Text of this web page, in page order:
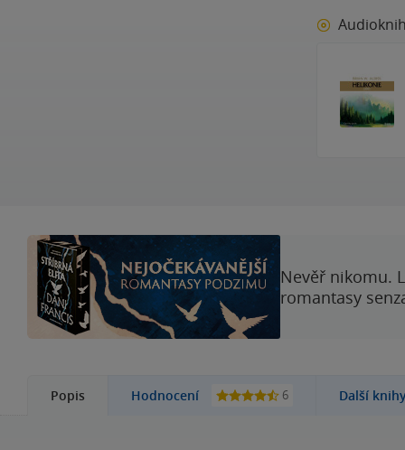
Nevěř nikomu.
romantasy
Popis Hodnocení 6 Další